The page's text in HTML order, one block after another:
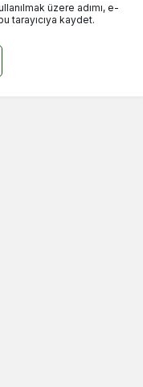
üzere adımı, e-
tarayıcıya kaydet.